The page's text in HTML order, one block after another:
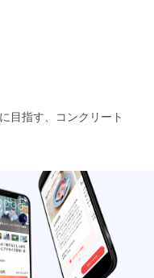
目指す、コンクリート